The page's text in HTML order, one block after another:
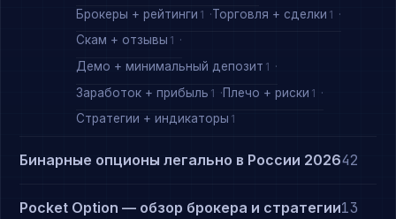
Брокеры + рейтинги 1 Торговля + сделки 1
Скам + отзывы 1
Демо + минимальный депозит 1
Заработок + прибыль 1 Плечо + риски 1
Стратегии + индикаторы 1
Бинарные опционы легально в России 202642
Pocket Option — обзор брокера и стратегии13